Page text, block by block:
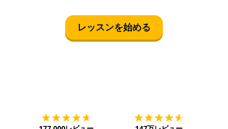
レッスンを始める